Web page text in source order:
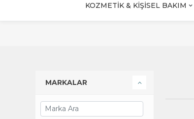
KOZMETİK & KİŞİSEL BAKIM
MARKALAR